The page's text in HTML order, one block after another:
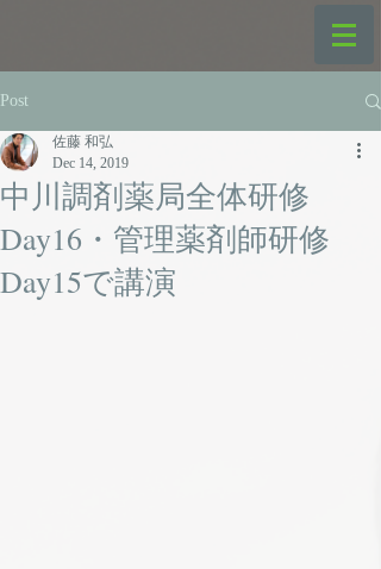
Post
中川調剤薬局全体研修
Day16・管理薬剤師研修
Day15で講演
佐藤 和弘
Dec 14, 2019